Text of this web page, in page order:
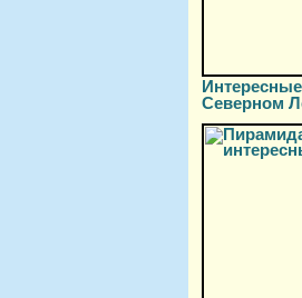
Северном